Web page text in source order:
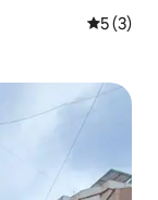
평점 5점
5 (3)